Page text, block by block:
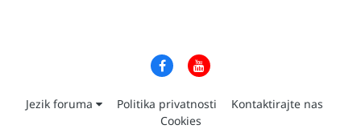
Jezik foruma Politika privatnosti
Kontaktirajte nas
Cookies